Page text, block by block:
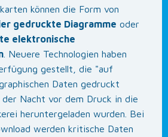
können die Form von
gedruckte Diagramme oder
elektronische
. Neuere Technologien haben
gestellt, die "auf
Daten gedruckt
Nacht vor dem Druck in die
heruntergeladen wurden. Bei
werden kritische Daten